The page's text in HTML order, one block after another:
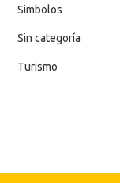
Simbolos
Sin categoría
Turismo